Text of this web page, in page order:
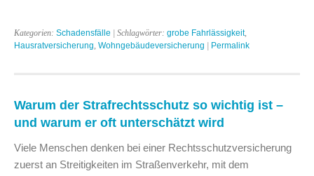
Kategorien: Schadensfälle | Schlagwörter: grobe Fahrlässigkeit,
Hausratversicherung Wohngebäudeversicherung | Permalink
Warum der Strafrechtsschutz so wichtig ist –
und warum er oft unterschätzt wird
Viele Menschen denken bei einer Rechtsschutzversicherung
zuerst an Streitigkeiten im Straßenverkehr, mit dem